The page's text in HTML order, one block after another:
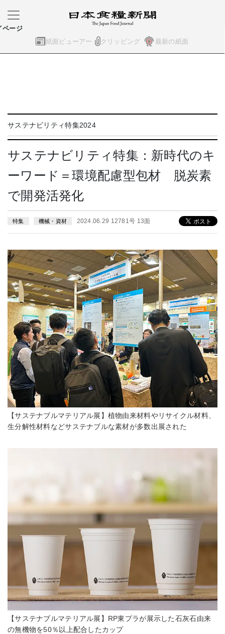
紙面ビューアー クリッピング 最新の紙面
ページ
サステナビリティ特集2024
サステナビリティ特集：新時代のキ
ーワード＝環境配慮型包材 脱炭素
で開発活発化
特集 機械・資材 2024.06.29 12781号 13面
【サステナブルマテリアル展】植物由来材料やリサイクル材料、
生分解性材料などサステナブルな素材が多数出展された
【サステナブルマテリアル展】RP東プラが展示した石灰石由来
の無機物を50％以上配合したカップ